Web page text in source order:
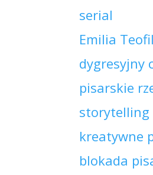
serial
Emilia
dygresyjny
pisarskie
storytelling
kreatywne
blokada